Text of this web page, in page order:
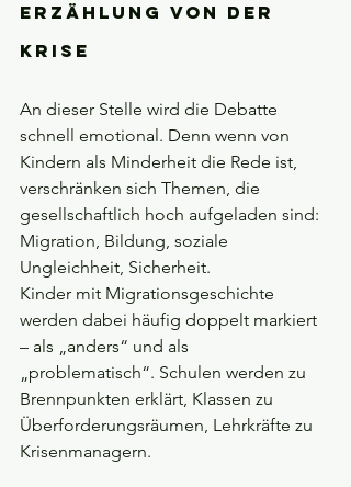
Erzählung von der
Krise
An dieser Stelle wird die Debatte
schnell emotional. Denn wenn von
Kindern als Minderheit die Rede ist,
verschränken sich Themen, die
gesellschaftlich hoch aufgeladen sind:
Migration, Bildung, soziale
Ungleichheit, Sicherheit.
Kinder mit Migrationsgeschichte
werden dabei häufig doppelt markiert
– als „anders“ und als
„problematisch“. Schulen werden zu
Brennpunkten erklärt, Klassen zu
Überforderungsräumen, Lehrkräfte zu
Krisenmanagern.